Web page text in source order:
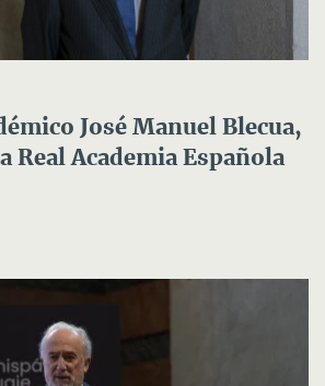
José Manuel Blecua,
Real Academia Española